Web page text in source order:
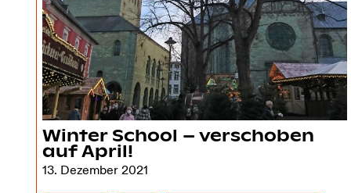
Winter School – verschoben
auf April!
13. Dezember 2021